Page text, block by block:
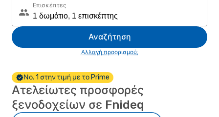
Επισκέπτες
Αναζήτηση
Αλλαγή προορισμού;
Νο. 1 στην τιμή με το Prime
Ατελείωτες προσφορές
ξενοδοχείων σε Fnideq